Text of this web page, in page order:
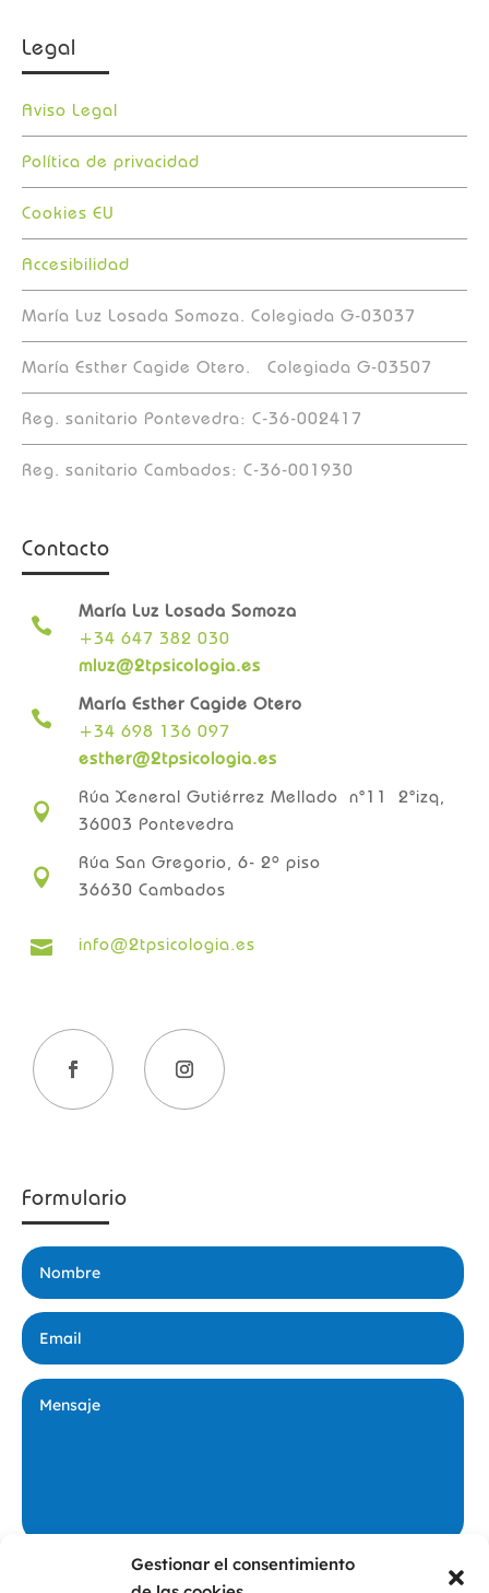
Gestionar el consentimiento
Legal
Aviso Legal
Política de privacidad
Cookies EU
Accesibilidad
María Luz Losada Somoza. Colegiada G-03037
María Esther Cagide Otero. Colegiada G-03507
Reg. sanitario Pontevedra: C-36-002417
Reg. sanitario Cambados: C-36-001930
Contacto

María Luz Losada Somoza
+34 647 382 030
mluz@2tpsicologia.es

María Esther Cagide Otero
+34 698 136 097
esther@2tpsicologia.es

Rúa Xeneral Gutiérrez Mellado n°11 2°izq,
36003 Pontevedra

Rúa San Gregorio, 6- 2º piso
36630 Cambados
 info@2tpsicologia.es
Formulario
De conformidad con lo dispuesto en las normativas vigentes en